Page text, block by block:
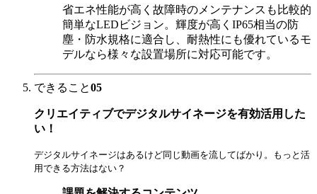
省エネ性能が高く故障時のメンテナンスも比較的
簡単なLEDビジョン。輝度が高くIP65相当の防
塵・防水規格に適合し、耐熱性にも優れているモ
デルなら様々な設置場所に対応可能です。
できること05
クリエイティブでデジタルサイネージを有効活用した
い！
デジタルサイネージはあるけど同じ動画を流してばかり。もっと活
用できる方法はない？